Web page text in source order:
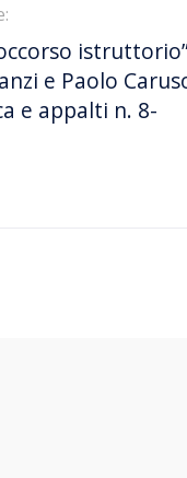
e Paolo
e appalti n. 8-